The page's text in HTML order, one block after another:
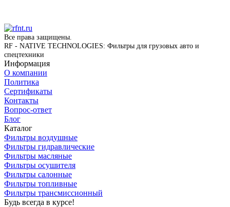
Все права защищены.
RF - NATIVE TECHNOLOGIES: Фильтры для грузовых авто и
спецтехники
Информация
О компании
Политика
Сертификаты
Контакты
Вопрос-ответ
Блог
Каталог
Фильтры воздушные
Фильтры гидравлические
Фильтры масляные
Фильтры осушителя
Фильтры салонные
Фильтры топливные
Фильтры трансмиссионный
Будь всегда в курсе!